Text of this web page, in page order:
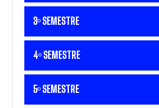
3º SEMESTRE
4º SEMESTRE
5º SEMESTRE